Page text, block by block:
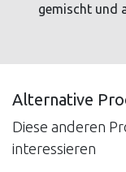
gemischt und
Alternative
Diese anderen
interessieren